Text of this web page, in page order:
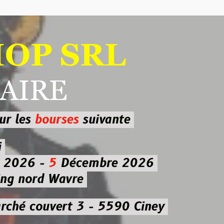
SRL
suivante
5Décembre 2026
Wavre
3 - 5590 Ciney